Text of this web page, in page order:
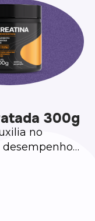
da saúde da
300g
no